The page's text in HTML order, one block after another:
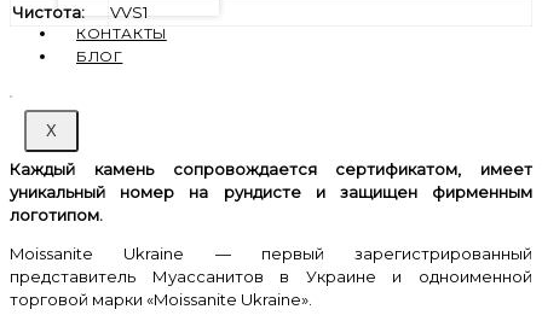
КОНТАКТЫ
БЛОГ
X
Чистота:
VVS1
Каждый камень сопровождается сертификатом, имеет
уникальный номер на рундисте и защищен фирменным
логотипом.
Moissanite Ukraine — первый зарегистрированный
представитель Муассанитов в Украине и одноименной
торговой марки «Moissanite Ukraine».